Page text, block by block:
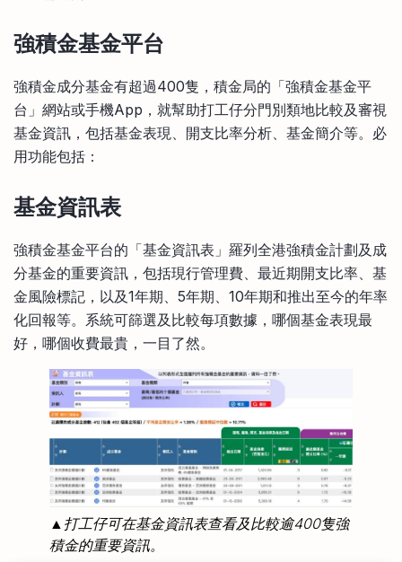
強積金基金平台
強積金成分基金有超過400隻，積金局的「強積金基金平
台」網站或手機App，就幫助打工仔分門別類地比較及審視
基金資訊，包括基金表現、開支比率分析、基金簡介等。必
用功能包括：
基金資訊表
強積金基金平台的「基金資訊表」羅列全港強積金計劃及成
分基金的重要資訊，包括現行管理費、最近期開支比率、基
金風險標記，以及1年期、5年期、10年期和推出至今的年率
化回報等。系統可篩選及比較每項數據，哪個基金表現最
好，哪個收費最貴，一目了然。
▲打工仔可在基金資訊表查看及比較逾400隻強
積金的重要資訊。